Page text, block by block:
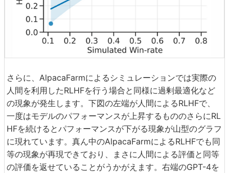
さらに、AlpacaFarmによるシミュレーションでは実際の
人間を利用したRLHFを行う場合と同様に過剰最適化など
の現象が発生します。下図の左端が人間によるRLHFで、
一度はモデルのパフォーマンスが上昇するもののさらにRL
HFを続けるとパフォーマンスが下がる現象が山型のグラフ
に現れています。真ん中のAlpacaFarmによるRLHFでも同
等の現象が再現できており、まさに人間による評価と同等
の評価を返せていることがうかがえます。右端のGPT-4を